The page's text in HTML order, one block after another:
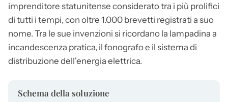
imprenditore statunitense considerato tra i più prolifici
di tutti i tempi, con oltre 1.000 brevetti registrati a suo
nome. Tra le sue invenzioni si ricordano la lampadina a
incandescenza pratica, il fonografo e il sistema di
distribuzione dell'energia elettrica.
Schema della soluzione